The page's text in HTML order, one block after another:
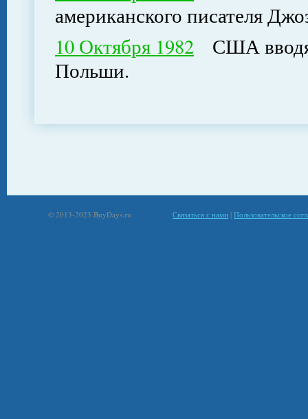
американского писателя
10 Октября 1982 США
Польши.
© 2013-2023 BuyDays.ru Связаться с нами | Пользовательское